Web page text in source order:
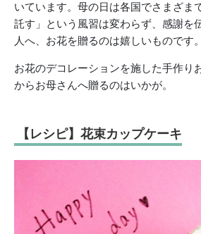
いています。母の日は各国でさまざま
託す」という風習は変わらず、感謝を
人へ、お花を贈るのは嬉しいものです。
お花のデコレーションを施した手作り
からお母さんへ贈るのはいかが。
【レシピ】花束カップケーキ